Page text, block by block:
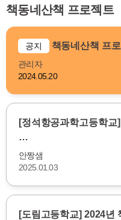
책동네산책 프로젝트
공지 책동네산책 프
관리자
2024.05.20
[정석항공과학고등학
…
안짱샘
2025.01.03
[도림고등학교] 2024년